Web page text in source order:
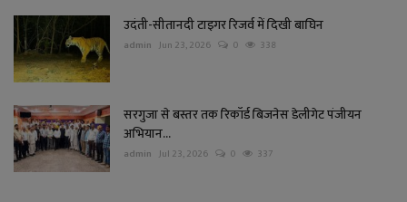
उदंती-सीतानदी टाइगर रिजर्व में दिखी बाघिन
admin Jun 23, 2026 0 338
सरगुजा से बस्तर तक रिकॉर्ड बिजनेस डेलीगेट पंजीयन
अभियान...
admin Jul 23, 2026 0 337